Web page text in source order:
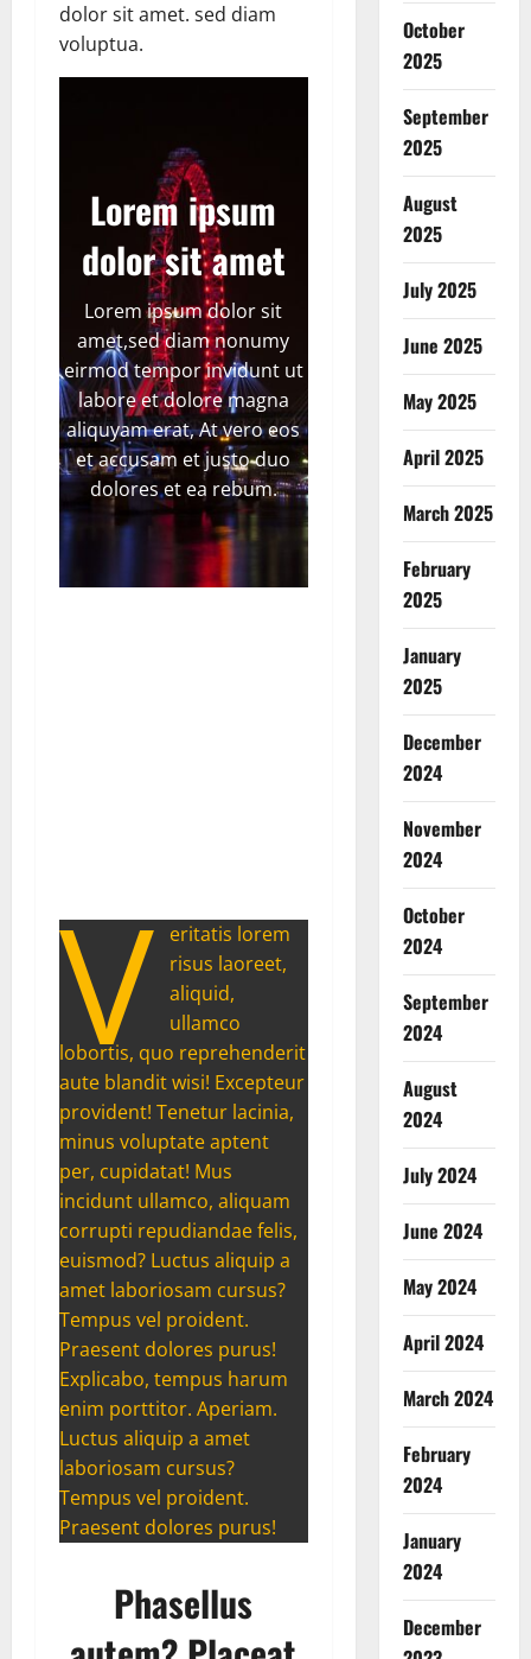
dolor sit amet. sed diam
voluptua.
Lorem ipsum
dolor sit amet
Lorem ipsum dolor sit
amet,sed diam nonumy
eirmod tempor invidunt ut
labore et dolore magna
aliquyam erat, At vero eos
et accusam et justo duo
dolores et ea rebum.
V
eritatis lorem
risus laoreet,
aliquid,
ullamco
lobortis, quo reprehenderit
aute blandit wisi! Excepteur
provident! Tenetur lacinia,
minus voluptate aptent
per, cupidatat! Mus
incidunt ullamco, aliquam
corrupti repudiandae felis,
euismod? Luctus aliquip a
amet laboriosam cursus?
Tempus vel proident.
Praesent dolores purus!
Explicabo, tempus harum
enim porttitor. Aperiam.
Luctus aliquip a amet
laboriosam cursus?
Tempus vel proident.
Praesent dolores purus!
Phasellus
October
2025
September
2025
August
2025
July 2025
June 2025
May 2025
April 2025
March 2025
February
2025
January
2025
December
2024
November
2024
October
2024
September
2024
August
2024
July 2024
June 2024
May 2024
April 2024
March 2024
February
2024
January
2024
December